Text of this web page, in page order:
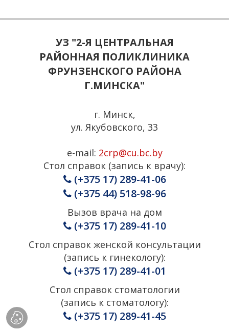
УЗ "2-Я ЦЕНТРАЛЬНАЯ
РАЙОННАЯ ПОЛИКЛИНИКА
ФРУНЗЕНСКОГО РАЙОНА
Г.МИНСКА"
г. Минск,
ул. Якубовского, 33
e-mail: 2crp@cu.bc.by
Стол справок (запись к врачу):
(+375 17) 289-41-06
(+375 44) 518-98-96
Вызов врача на дом
(+375 17) 289-41-10
Стол справок женской консультации
(запись к гинекологу):
(+375 17) 289-41-01
Стол справок стоматологии
(запись к стоматологу):
(+375 17) 289-41-45